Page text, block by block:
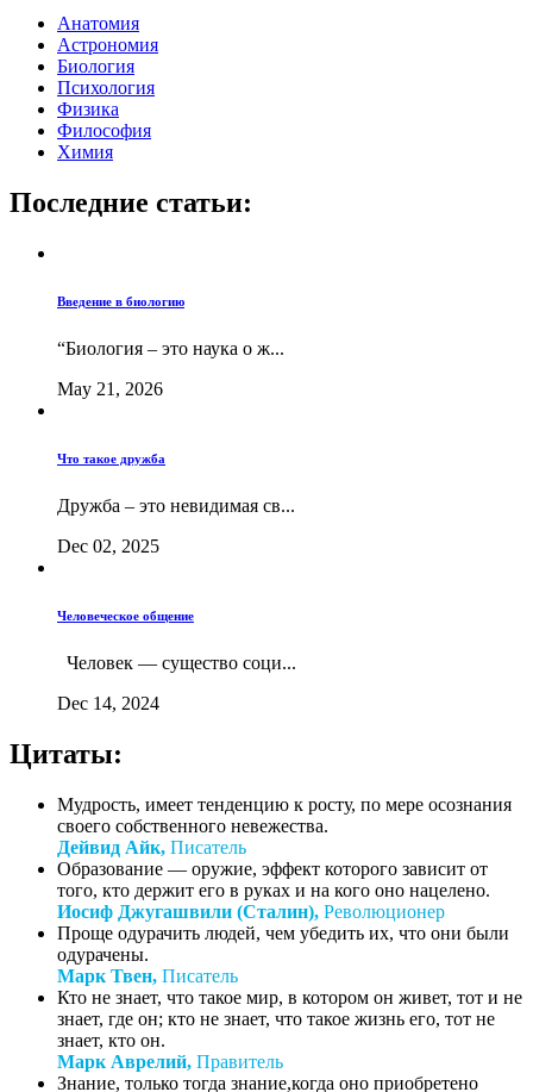
Анатомия
Астрономия
Биология
Психология
Физика
Философия
Химия
Последние статьи:
Введение в биологию
“Биология – это наука о ж...
May 21, 2026
Что такое дружба
Дружба – это невидимая св...
Dec 02, 2025
Человеческое общение
Человек — существо соци...
Dec 14, 2024
Цитаты:
Мудрость, имеет тенденцию к росту, по мере осознания
своего собственного невежества.
Дейвид Айк, Писатель
Образование — оружие, эффект которого зависит от
того, кто держит его в руках и на кого оно нацелено.
Иосиф Джугашвили (Сталин), Революционер
Проще одурачить людей, чем убедить их, что они были
одурачены.
Марк Твен, Писатель
Кто не знает, что такое мир, в котором он живет, тот и не
знает, где он; кто не знает, что такое жизнь его, тот не
знает, кто он.
Марк Аврелий, Правитель
Знание, только тогда знание,когда оно приобретено